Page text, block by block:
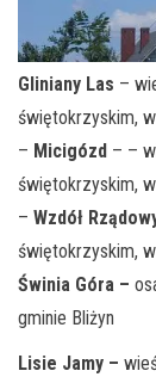
Gliniany Las –
świętokrzyskim,
– Micigózd – –
świętokrzyskim,
– Wzdół
świętokrzyskim,
Świnia Góra –
gminie Bliżyn
Lisie Jamy –